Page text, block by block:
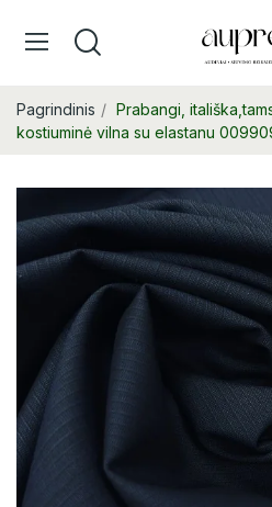
Pagrindinis
Prabangi,
kostiuminė vilna su elastanu